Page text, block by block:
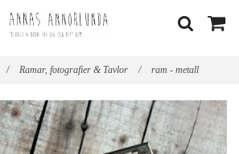
/ Ramar, fotografier & Tavlor / ram - metall